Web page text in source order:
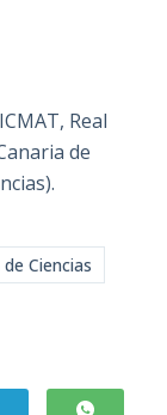
Real
de
Ciencias